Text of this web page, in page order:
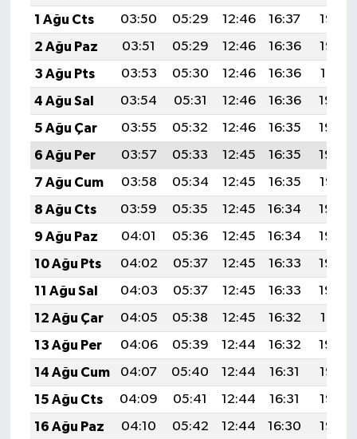
1 Ağu Cts
03:50 05:29 12:46 16:37
19:53
2 Ağu Paz
03:51 05:29 12:46 16:36
19:52
3 Ağu Pts
03:53 05:30 12:46 16:36
19:51
4 Ağu Sal
03:54 05:31 12:46 16:36
19:50
5 Ağu Çar
03:55 05:32 12:46 16:35
19:49
6 Ağu Per
03:57 05:33 12:45 16:35
19:48
7 Ağu Cum
03:58 05:34 12:45 16:35
19:47
8 Ağu Cts
03:59 05:35 12:45 16:34
19:46
9 Ağu Paz
04:01 05:36 12:45 16:34
19:44
10 Ağu Pts
04:02 05:37 12:45 16:33
19:43
11 Ağu Sal
04:03 05:37 12:45 16:33
19:42
12 Ağu Çar
04:05 05:38 12:45 16:32
19:41
13 Ağu Per
04:06 05:39 12:44 16:32
19:40
14 Ağu Cum
04:07 05:40 12:44 16:31
19:38
15 Ağu Cts
04:09 05:41 12:44 16:31
19:37
16 Ağu Paz
04:10 05:42 12:44 16:30
19:36